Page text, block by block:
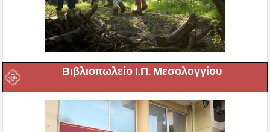
Βιβλιοπωλείο Ι.Π. Μεσολογγίου